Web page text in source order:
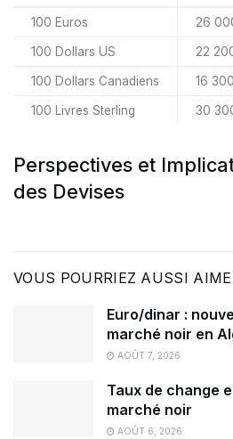
100 Euros 26
100 Dollars US 22
100 Dollars Canadiens 16 300
100 Livres Sterling 30
Perspectives et
des Devises
VOUS POURRIEZ AUSSI
Euro/dinar :
marché noir en
AOÛT 7, 2026
Taux de change
marché noir
AOÛT 6, 2026